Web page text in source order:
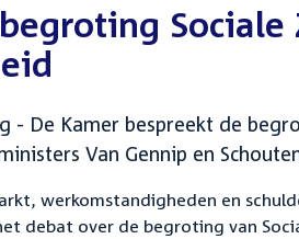
Sociale
- De Kamer bespreekt de
Van Gennip en
werkomstandigheden en
debat over de begroting van